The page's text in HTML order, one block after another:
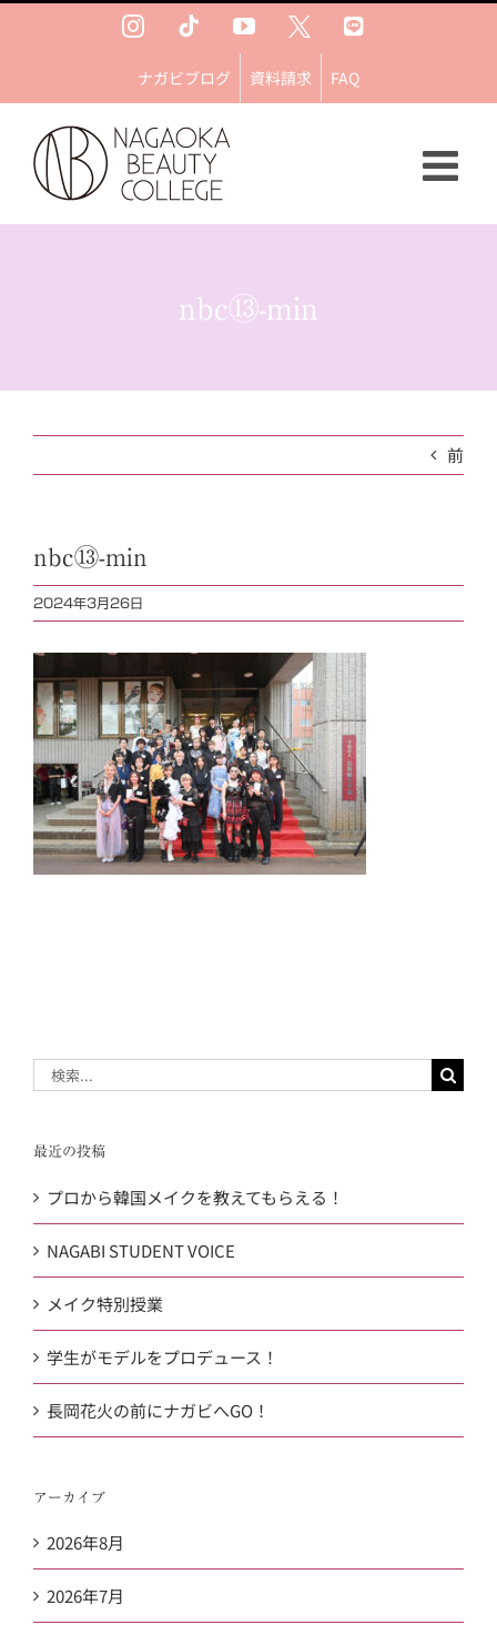
InstagramTiktokYouTube
Ｘ LINE
ナガビブログ 資料請求 FAQ
nbc⑬-min
前
nbc⑬-min
2024年3月26日
最近の投稿
プロから韓国メイクを教えてもらえる！
NAGABI STUDENT VOICE
メイク特別授業
学生がモデルをプロデュース！
長岡花火の前にナガビへGO！
アーカイブ
2026年8月
2026年7月